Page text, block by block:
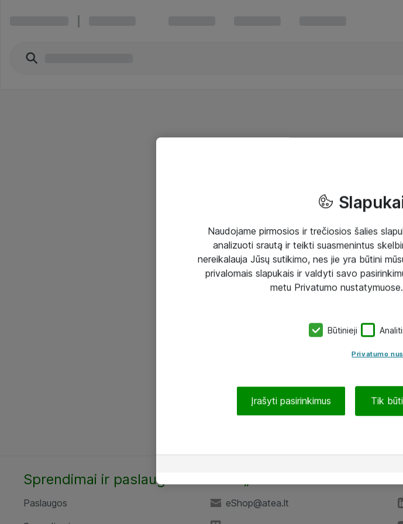
Sprendimai ir paslaugos
Paslaugos
eShop@atea.lt
Naudojame pirmosios ir trečiosios šalies
analizuoti srautą ir teikti suasmenintus
nereikalauja Jūsų sutikimo, nes jie yra būtini
privalomais slapukais ir valdyti savo
metu Privatumo nustatymuose.
Būtinieji
Privatumo
Įrašyti pasirinkimus Tik